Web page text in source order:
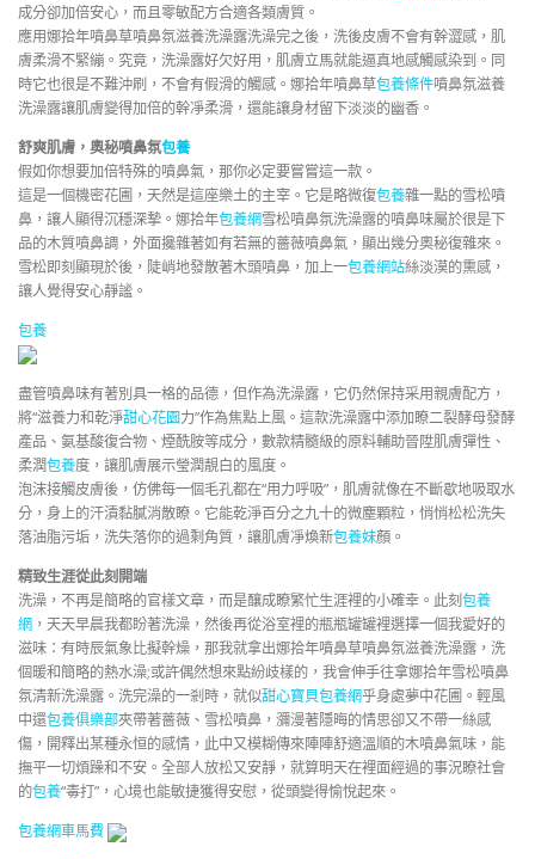
成分卻加倍安心，而且零敏配方合適各類膚質。
應用娜拾年噴鼻草噴鼻氛滋養洗澡露洗澡完之後，洗後皮膚不會有幹澀感，肌
膚柔滑不緊繃。究竟，洗澡露好欠好用，肌膚立馬就能逼真地感觸感染到。同
時它也很是不難沖刷，不會有假滑的觸感。娜拾年噴鼻草包養條件噴鼻氛滋養
洗澡露讓肌膚變得加倍的幹凈柔滑，還能讓身材留下淡淡的幽香。
舒爽肌膚，奧秘噴鼻氛包養
假如你想要加倍特殊的噴鼻氣，那你必定要嘗嘗這一款。
這是一個機密花圃，天然是這座樂土的主宰。它是略微復包養雜一點的雪松噴
鼻，讓人顯得沉穩深摯。娜拾年包養網雪松噴鼻氛洗澡露的噴鼻味屬於很是下
品的木質噴鼻調，外面攙雜著如有若無的薔薇噴鼻氣，顯出幾分奧秘復雜來。
雪松即刻顯現於後，陡峭地發散著木頭噴鼻，加上一包養網站絲淡漠的熏感，
讓人覺得安心靜謐。
包養
盡管噴鼻味有著別具一格的品德，但作為洗澡露，它仍然保持采用親膚配方，
將“滋養力和乾淨甜心花園力”作為焦點上風。這款洗澡露中添加瞭二裂酵母發酵
產品、氨基酸復合物、煙酰胺等成分，數款精髓級的原料輔助晉陞肌膚彈性、
柔潤包養度，讓肌膚展示瑩潤靚白的風度。
泡沫接觸皮膚後，仿佛每一個毛孔都在“用力呼吸”，肌膚就像在不斷歇地吸取水
分，身上的汗漬黏膩消散瞭。它能乾淨百分之九十的微塵顆粒，悄悄松松洗失
落油脂污垢，洗失落你的過剩角質，讓肌膚凈煥新包養妹顏。
精致生涯從此刻開端
洗澡，不再是簡略的官樣文章，而是釀成瞭繁忙生涯裡的小確幸。此刻包養
網 ，天天早晨我都盼著洗澡，然後再從浴室裡的瓶瓶罐罐裡選擇一個我愛好的
滋味：有時辰氣象比擬幹燥，那我就拿出娜拾年噴鼻草噴鼻氛滋養洗澡露，洗
個暖和簡略的熱水澡;或許偶然想來點紛歧樣的，我會伸手往拿娜拾年雪松噴鼻
氛清新洗澡露。洗完澡的一剎時，就似甜心寶貝包養網乎身處夢中花圃。輕風
中還包養俱樂部夾帶著薔薇、雪松噴鼻，瀰漫著隱晦的情思卻又不帶一絲感
傷，開釋出某種永恒的感情，此中又模糊傳來陣陣舒適溫順的木噴鼻氣味，能
撫平一切煩躁和不安。全部人放松又安靜，就算明天在裡面經過的事況瞭社會
的包養“毒打”，心境也能敏捷獲得安慰，從頭變得愉悅起來。
包養網車馬費